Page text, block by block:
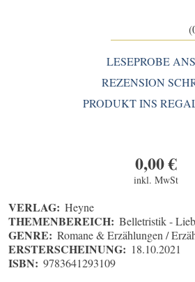
LESEPROBE
REZENSION
PRODUKT INS
0,00€
inkl. MwSt
VERLAG: Heyne
THEMENBEREICH: Belletristik -
GENRE: Romane & Erzählungen /
ERSTERSCHEINUNG: 18.10.2021
ISBN: 9783641293109